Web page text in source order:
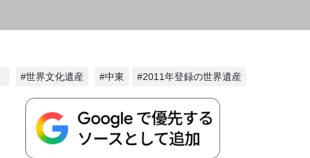
#世界文化遺産 #中東 #2011年登録の世界遺産